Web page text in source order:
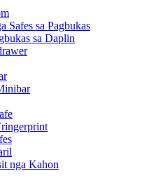
Safes sa Pagbukas
sa Daplin
nga Kahon